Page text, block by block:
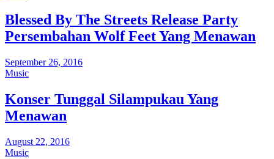
Blessed By The Streets Release Party
Persembahan Wolf Feet Yang Menawan
September 26, 2016
Music
Konser Tunggal Silampukau Yang
Menawan
August 22, 2016
Music